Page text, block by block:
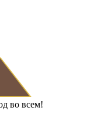
во всем!